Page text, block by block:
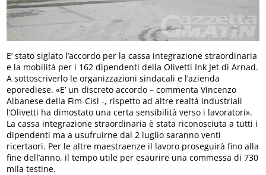
E’ stato siglato l’accordo per la cassa integrazione straordinaria
e la mobilità per i 162 dipendenti della Olivetti Ink Jet di Arnad.
A sottoscriverlo le organizzazioni sindacali e l’azienda
eporediese. «E’ un discreto accordo – commenta Vincenzo
Albanese della Fim-Cisl -, rispetto ad altre realtà industriali
l’Olivetti ha dimostato una certa sensibilità verso i lavoratori».
La cassa integrazione straordinaria è stata riconosciuta a tutti i
dipendenti ma a usufruirne dal 2 luglio saranno venti
ricertaori. Per le altre maestraenze il lavoro proseguirà fino alla
fine dell’anno, il tempo utile per esaurire una commessa di 730
mila testine.